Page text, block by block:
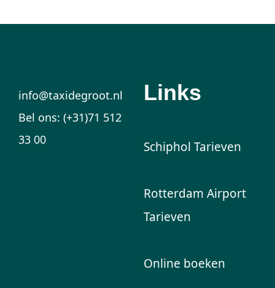
info@taxidegroot.nl
Bel ons: (+31)71 512
33 00
Links
Schiphol Tarieven
Rotterdam Airport
Tarieven
Online boeken